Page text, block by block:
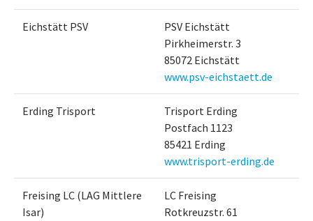
Eichstätt PSV
PSV Eichstätt
Pirkheimerstr. 3
85072 Eichstätt
www.psv-eichstaett.de
Erding Trisport
Trisport Erding
Postfach 1123
85421 Erding
www.trisport-erding.de
Freising LC (LAG Mittlere
Isar)
LC Freising
Rotkreuzstr. 61